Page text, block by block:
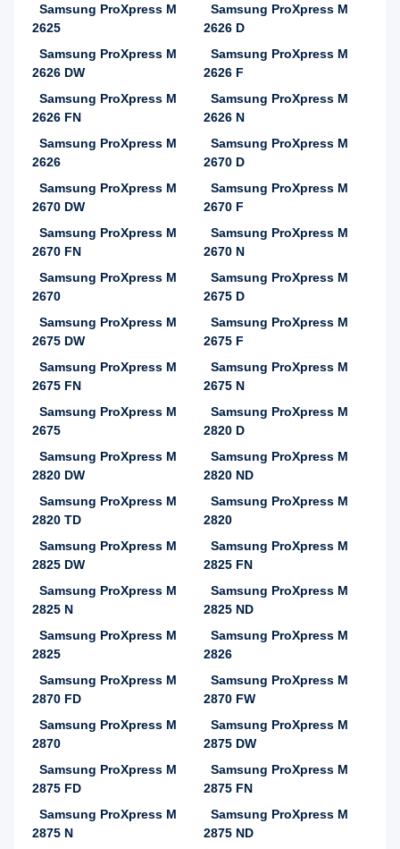
Samsung ProXpress M
2625
Samsung ProXpress M
2626 D
Samsung ProXpress M
2626 DW
Samsung ProXpress M
2626 F
Samsung ProXpress M
2626 FN
Samsung ProXpress M
2626 N
Samsung ProXpress M
2626
Samsung ProXpress M
2670 D
Samsung ProXpress M
2670 DW
Samsung ProXpress M
2670 F
Samsung ProXpress M
2670 FN
Samsung ProXpress M
2670 N
Samsung ProXpress M
2670
Samsung ProXpress M
2675 D
Samsung ProXpress M
2675 DW
Samsung ProXpress M
2675 F
Samsung ProXpress M
2675 FN
Samsung ProXpress M
2675 N
Samsung ProXpress M
2675
Samsung ProXpress M
2820 D
Samsung ProXpress M
2820 DW
Samsung ProXpress M
2820 ND
Samsung ProXpress M
2820 TD
Samsung ProXpress M
2820
Samsung ProXpress M
2825 DW
Samsung ProXpress M
2825 FN
Samsung ProXpress M
2825 N
Samsung ProXpress M
2825 ND
Samsung ProXpress M
2825
Samsung ProXpress M
2826
Samsung ProXpress M
2870 FD
Samsung ProXpress M
2870 FW
Samsung ProXpress M
2870
Samsung ProXpress M
2875 DW
Samsung ProXpress M
2875 FD
Samsung ProXpress M
2875 FN
Samsung ProXpress M
2875 N
Samsung ProXpress M
2875 ND